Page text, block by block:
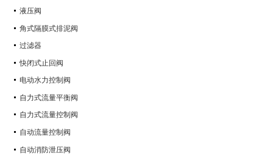
液压阀
角式隔膜式排泥阀
过滤器
快闭式止回阀
电动水力控制阀
自力式流量平衡阀
自力式流量控制阀
自动流量控制阀
自动消防泄压阀